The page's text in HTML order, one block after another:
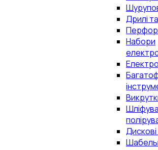
Дрилі
Набори